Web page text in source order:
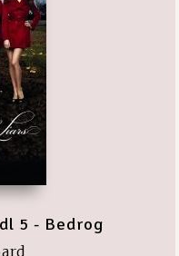
5 - Bedrog